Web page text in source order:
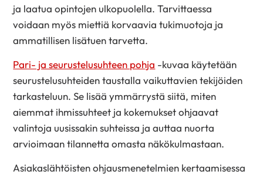
ja laatua opintojen ulkopuolella. Tarvittaessa
voidaan myös miettiä korvaavia tukimuotoja ja
ammatillisen lisätuen tarvetta.
Pari- ja seurustelusuhteen pohja -kuvaa käytetään
seurustelusuhteiden taustalla vaikuttavien tekijöiden
tarkasteluun. Se lisää ymmärrystä siitä, miten
aiemmat ihmissuhteet ja kokemukset ohjaavat
valintoja uusissakin suhteissa ja auttaa nuorta
arvioimaan tilannetta omasta näkökulmastaan.
Asiakaslähtöisten ohjausmenetelmien kertaamisessa